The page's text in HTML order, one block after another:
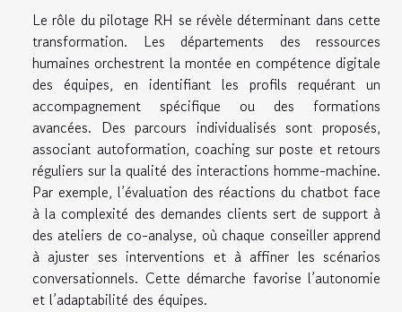
Le rôle du pilotage RH se révèle déterminant dans cette
transformation. Les départements des ressources
humaines orchestrent la montée en compétence digitale
des équipes, en identifiant les profils requérant un
accompagnement spécifique ou des formations
avancées. Des parcours individualisés sont proposés,
associant autoformation, coaching sur poste et retours
réguliers sur la qualité des interactions homme-machine.
Par exemple, l’évaluation des réactions du chatbot face
à la complexité des demandes clients sert de support à
des ateliers de co-analyse, où chaque conseiller apprend
à ajuster ses interventions et à affiner les scénarios
conversationnels. Cette démarche favorise l’autonomie
et l’adaptabilité des équipes.